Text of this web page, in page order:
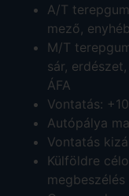
A/T
mező,
M/T
sár,
ÁFA
Vontatás:
Autópálya
Vontatás
Külföldre